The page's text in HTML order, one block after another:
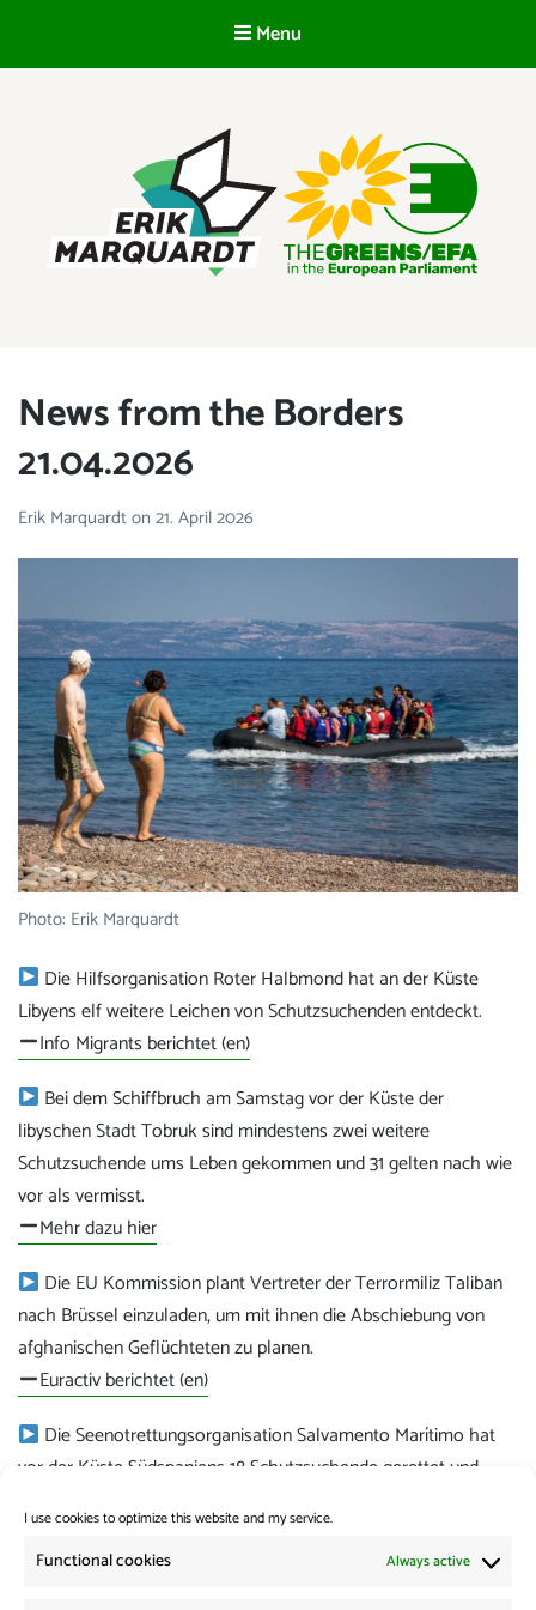
I use cookies to optimize this website and my service.
Functional cookies Always active
Menu
News from the Borders
21.04.2026
Erik Marquardton 21. April 2026
Photo: Erik Marquardt
Die Hilfsorganisation Roter Halbmond hat an der Küste
Libyens elf weitere Leichen von Schutzsuchenden entdeckt.
Info Migrants berichtet (en)
Bei dem Schiffbruch am Samstag vor der Küste der
libyschen Stadt Tobruk sind mindestens zwei weitere
Schutzsuchende ums Leben gekommen und 31 gelten nach wie
vor als vermisst.
Mehr dazu hier
Die EU Kommission plant Vertreter der Terrormiliz Taliban
nach Brüssel einzuladen, um mit ihnen die Abschiebung von
afghanischen Geflüchteten zu planen.
Euractiv berichtet (en)
Die Seenotrettungsorganisation Salvamento Marítimo hat
vor der Küste Südspaniens 18 Schutzsuchende gerettet und
Mehr dazu hier (es)